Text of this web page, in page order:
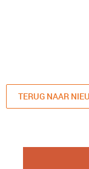
TERUG NAAR